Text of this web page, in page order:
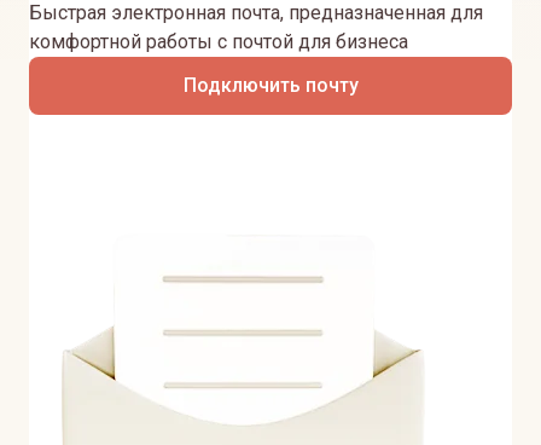
Быстрая электронная почта, предназначенная для
комфортной работы с почтой для бизнеса
Подключить почту